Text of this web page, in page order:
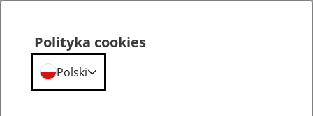
Polityka cookies
Polski